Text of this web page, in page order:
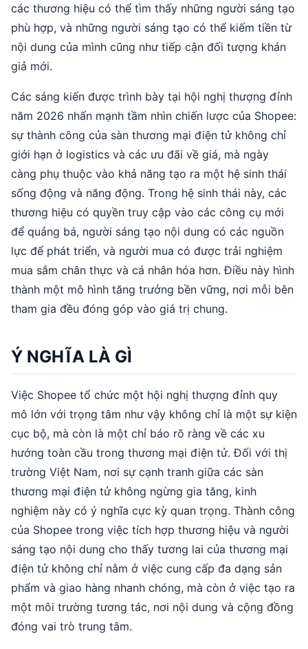
các thương hiệu có thể tìm thấy những người sáng tạo
phù hợp, và những người sáng tạo có thể kiếm tiền từ
nội dung của mình cũng như tiếp cận đối tượng khán
giả mới.
Các sáng kiến được trình bày tại hội nghị thượng đỉnh
năm 2026 nhấn mạnh tầm nhìn chiến lược của Shopee:
sự thành công của sàn thương mại điện tử không chỉ
giới hạn ở logistics và các ưu đãi về giá, mà ngày
càng phụ thuộc vào khả năng tạo ra một hệ sinh thái
sống động và năng động. Trong hệ sinh thái này, các
thương hiệu có quyền truy cập vào các công cụ mới
để quảng bá, người sáng tạo nội dung có các nguồn
lực để phát triển, và người mua có được trải nghiệm
mua sắm chân thực và cá nhân hóa hơn. Điều này hình
thành một mô hình tăng trưởng bền vững, nơi mỗi bên
tham gia đều đóng góp vào giá trị chung.
Ý NGHĨA LÀ GÌ
Việc Shopee tổ chức một hội nghị thượng đỉnh quy
mô lớn với trọng tâm như vậy không chỉ là một sự kiện
cục bộ, mà còn là một chỉ báo rõ ràng về các xu
hướng toàn cầu trong thương mại điện tử. Đối với thị
trường Việt Nam, nơi sự cạnh tranh giữa các sàn
thương mại điện tử không ngừng gia tăng, kinh
nghiệm này có ý nghĩa cực kỳ quan trọng. Thành công
của Shopee trong việc tích hợp thương hiệu và người
sáng tạo nội dung cho thấy tương lai của thương mại
điện tử không chỉ nằm ở việc cung cấp đa dạng sản
phẩm và giao hàng nhanh chóng, mà còn ở việc tạo ra
một môi trường tương tác, nơi nội dung và cộng đồng
đóng vai trò trung tâm.